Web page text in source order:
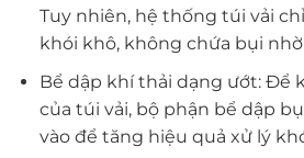
Tuy nhiên, hệ thống túi vải
khói khô, không chứa bụi
Bể dập khí thải dạng ướt: Để
của túi vải, bộ phận bể dập
vào để tăng hiệu quả xử lý